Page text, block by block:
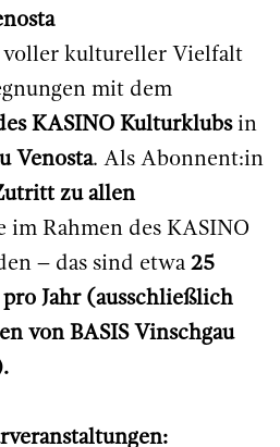
voller kultureller Vielfalt
mit dem
KASINO Kulturklubsin
Venosta. Als Abonnent:in
zu allen
im Rahmen des KASINO
– das sind etwa 25
Jahr (ausschließlich
von BASIS Vinschgau